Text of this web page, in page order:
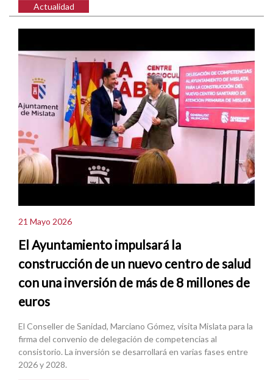
Actualidad
21 Mayo 2026
El Ayuntamiento impulsará la
construcción de un nuevo centro de salud
con una inversión de más de 8 millones de
euros
El Conseller de Sanidad, Marciano Gómez, visita Mislata para la
firma del convenio de delegación de competencias al
consistorio. La inversión se desarrollará en varias fases entre
2026 y 2028.